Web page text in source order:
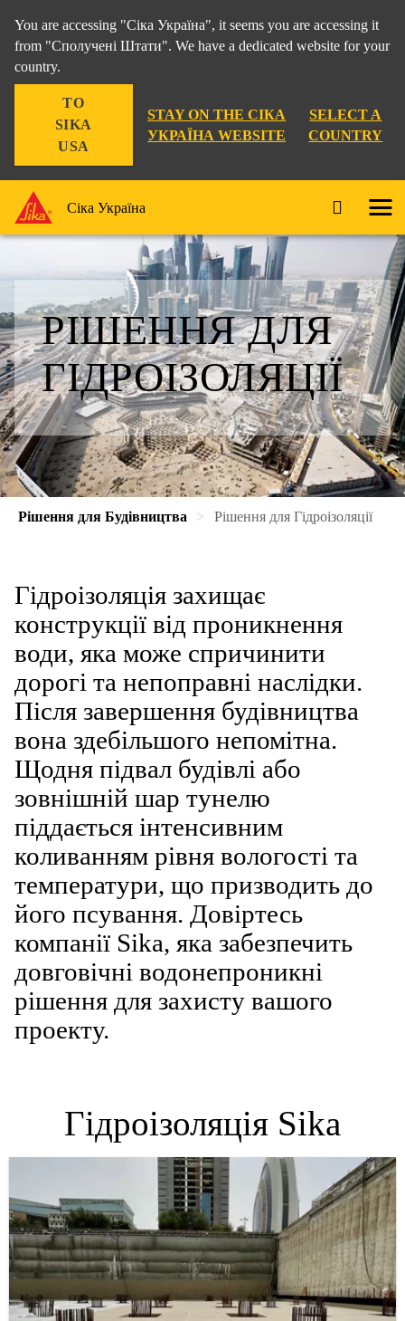
You are accessing "Сіка Україна", it seems you are accessing it
from "Сполучені Штати". We have a dedicated website for your
country.
TO
SIKA
USA
STAY ON THE СІКА
УКРАЇНА WEBSITE
SELECT A
COUNTRY
Сіка Україна
РІШЕННЯ ДЛЯ
ГІДРОІЗОЛЯЦІЇ
Рішення для Будівництва Рішення для Гідроізоляції
Гідроізоляція захищає
конструкції від проникнення
води, яка може спричинити
дорогі та непоправні наслідки.
Після завершення будівництва
вона здебільшого непомітна.
Щодня підвал будівлі або
зовнішній шар тунелю
піддається інтенсивним
коливанням рівня вологості та
температури, що призводить до
його псування. Довіртесь
компанії Sika, яка забезпечить
довговічні водонепроникні
рішення для захисту вашого
проекту.
Гідроізоляція Sika